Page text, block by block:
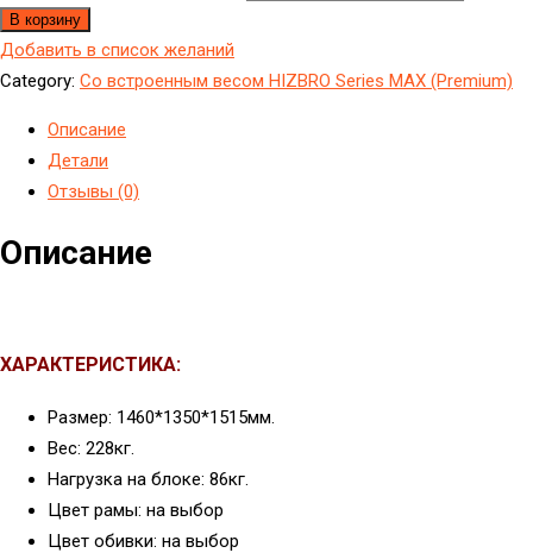
В корзину
Добавить в список желаний
Category: Со встроенным весом HIZBRO Series MAX (Premium)
Описание
Детали
Отзывы (0)
Описание
ХАРАКТЕРИСТИКА:
Размер: 1460*1350*1515мм.
Вес: 228кг.
Нагрузка на блоке: 86кг.
Цвет рамы: на выбор
Цвет обивки: на выбор